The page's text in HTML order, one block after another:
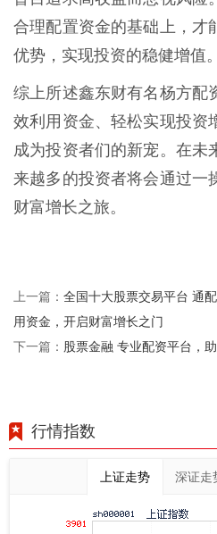
合理配置资金的基础上，才
优势，实现投资的稳健增值。
综上所述鑫东财有名杨方配
效利用资金、轻松实现投资
成为投资者们的新宠。在未
来越多的投资者将会通过一
财富增长之旅。
上一篇： 全国十大股票交易平台 通
用资金，开启财富增长之门
下一篇： 股票金融 专业配资平台，
行情指数
上证走势 深证走